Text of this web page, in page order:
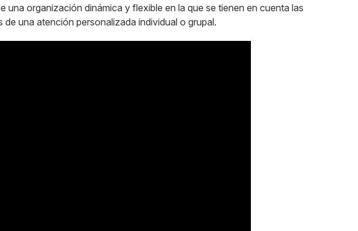
organización dinámica y flexible en la que se tienen en cuenta las
una atención personalizada individual o grupal.